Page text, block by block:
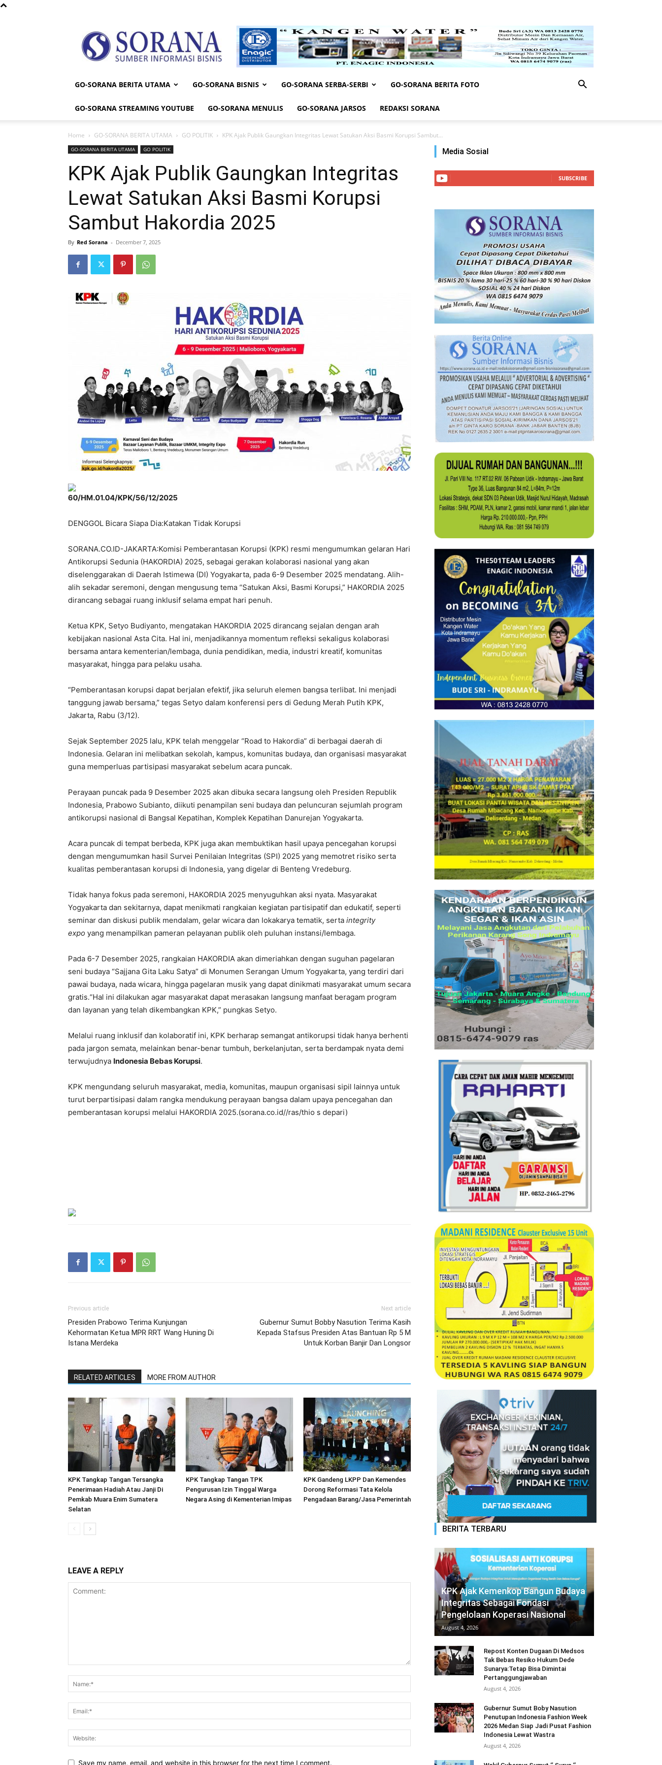
Sorana
GO-SORANA BERITA UTAMA GO-SORANA BISNIS GO-SORANA SERBA-SERBI GO-SORANA BERITA FOTO
GO-SORANA STREAMING YOUTUBE GO-SORANA MENULIS GO-SORANA JARSOS REDAKSI SORANA
Home GO-SORANA BERITA UTAMA GO POLITIK KPK Ajak Publik Gaungkan Integritas Lewat Satukan Aksi Basmi Korupsi Sambut...
GO-SORANA BERITA UTAMA GO POLITIK
KPK Ajak Publik Gaungkan Integritas
Lewat Satukan Aksi Basmi Korupsi
Sambut Hakordia 2025
By Red Sorana - December 7, 2025
60/HM.01.04/KPK/56/12/2025
DENGGOL Bicara Siapa Dia:Katakan Tidak Korupsi
SORANA.CO.ID-JAKARTA:Komisi Pemberantasan Korupsi (KPK) resmi mengumumkan gelaran Hari
Antikorupsi Sedunia (HAKORDIA) 2025, sebagai gerakan kolaborasi nasional yang akan
diselenggarakan di Daerah Istimewa (DI) Yogyakarta, pada 6-9 Desember 2025 mendatang. Alih-
alih sekadar seremoni, dengan mengusung tema “Satukan Aksi, Basmi Korupsi,” HAKORDIA 2025
dirancang sebagai ruang inklusif selama empat hari penuh.
Ketua KPK, Setyo Budiyanto, mengatakan HAKORDIA 2025 dirancang sejalan dengan arah
kebijakan nasional Asta Cita. Hal ini, menjadikannya momentum refleksi sekaligus kolaborasi
bersama antara kementerian/lembaga, dunia pendidikan, media, industri kreatif, komunitas
masyarakat, hingga para pelaku usaha.
“Pemberantasan korupsi dapat berjalan efektif, jika seluruh elemen bangsa terlibat. Ini menjadi
tanggung jawab bersama,” tegas Setyo dalam konferensi pers di Gedung Merah Putih KPK,
Jakarta, Rabu (3/12).
Sejak September 2025 lalu, KPK telah menggelar “Road to Hakordia” di berbagai daerah di
Indonesia. Gelaran ini melibatkan sekolah, kampus, komunitas budaya, dan organisasi masyarakat
guna memperluas partisipasi masyarakat sebelum acara puncak.
Perayaan puncak pada 9 Desember 2025 akan dibuka secara langsung oleh Presiden Republik
Indonesia, Prabowo Subianto, diikuti penampilan seni budaya dan peluncuran sejumlah program
antikorupsi nasional di Bangsal Kepatihan, Komplek Kepatihan Danurejan Yogyakarta.
Acara puncak di tempat berbeda, KPK juga akan membuktikan hasil upaya pencegahan korupsi
dengan mengumumkan hasil Survei Penilaian Integritas (SPI) 2025 yang memotret risiko serta
kualitas pemberantasan korupsi di Indonesia, yang digelar di Benteng Vredeburg.
Tidak hanya fokus pada seremoni, HAKORDIA 2025 menyuguhkan aksi nyata. Masyarakat
Yogyakarta dan sekitarnya, dapat menikmati rangkaian kegiatan partisipatif dan edukatif, seperti
seminar dan diskusi publik mendalam, gelar wicara dan lokakarya tematik, serta integrity
expo yang menampilkan pameran pelayanan publik oleh puluhan instansi/lembaga.
Pada 6-7 Desember 2025, rangkaian HAKORDIA akan dimeriahkan dengan suguhan pagelaran
seni budaya “Sajjana Gita Laku Satya” di Monumen Serangan Umum Yogyakarta, yang terdiri dari
pawai budaya, nada wicara, hingga pagelaran musik yang dapat dinikmati masyarakat umum secara
gratis.“Hal ini dilakukan agar masyarakat dapat merasakan langsung manfaat beragam program
dan layanan yang telah dikembangkan KPK,” pungkas Setyo.
Melalui ruang inklusif dan kolaboratif ini, KPK berharap semangat antikorupsi tidak hanya berhenti
pada jargon semata, melainkan benar-benar tumbuh, berkelanjutan, serta berdampak nyata demi
terwujudnya Indonesia Bebas Korupsi.
KPK mengundang seluruh masyarakat, media, komunitas, maupun organisasi sipil lainnya untuk
turut berpartisipasi dalam rangka mendukung perayaan bangsa dalam upaya pencegahan dan
pemberantasan korupsi melalui HAKORDIA 2025.(sorana.co.id//ras/thio s depari)
Previous article
Presiden Prabowo Terima Kunjungan
Kehormatan Ketua MPR RRT Wang Huning Di
Istana Merdeka
Next article
Gubernur Sumut Bobby Nasution Terima Kasih
Kepada Stafsus Presiden Atas Bantuan Rp 5 M
Untuk Korban Banjir Dan Longsor
RELATED ARTICLES MORE FROM AUTHOR
KPK Tangkap Tangan Tersangka
Penerimaan Hadiah Atau Janji Di
Pemkab Muara Enim Sumatera
Selatan
KPK Tangkap Tangan TPK
Pengurusan Izin Tinggal Warga
Negara Asing di Kementerian Imipas
KPK Gandeng LKPP Dan Kemendes
Dorong Reformasi Tata Kelola
Pengadaan Barang/Jasa Pemerintah
LEAVE A REPLY
Save my name, email, and website in this browser for the next time I comment.
Media Sosial
SUBSCRIBE
BERITA TERBARU
KPK Ajak Kemenkop Bangun Budaya
Integritas Sebagai Fondasi
Pengelolaan Koperasi Nasional
August 4, 2026
Repost Konten Dugaan Di Medsos
Tak Bebas Resiko Hukum Dede
Sunarya:Tetap Bisa Dimintai
Pertanggungjawaban
August 4, 2026
Gubernur Sumut Boby Nasution
Penutupan Indonesia Fashion Week
2026 Medan Siap Jadi Pusat Fashion
Indonesia Lewat Wastra
August 4, 2026